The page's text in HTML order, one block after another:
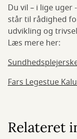
Du vil – i lige
står til rådighed
udvikling og
Læs mere her:
Fars Legestue
Relateret